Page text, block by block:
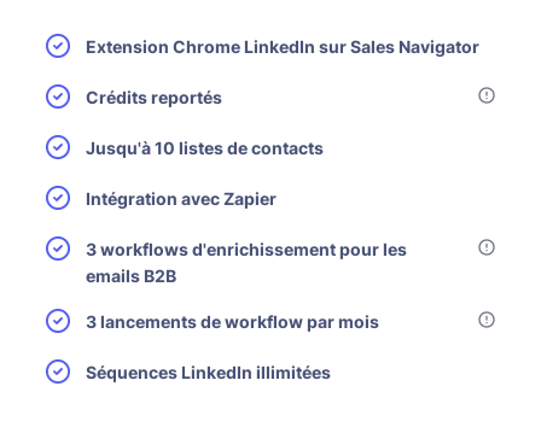
Extension Chrome LinkedIn sur Sales Navigator
Crédits reportés
Jusqu'à 10 listes de contacts
Intégration avec Zapier
3 workflows d'enrichissement pour les
emails B2B
3 lancements de workflow par mois
Séquences LinkedIn illimitées